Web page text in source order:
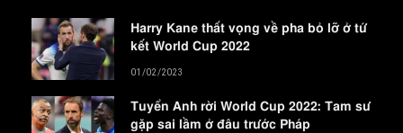
Harry Kane thất vọng về pha bỏ lỡ ở tứ
kết World Cup 2022
01/02/2023
Tuyển Anh rời World Cup 2022: Tam sư
gặp sai lầm ở đâu trước Pháp